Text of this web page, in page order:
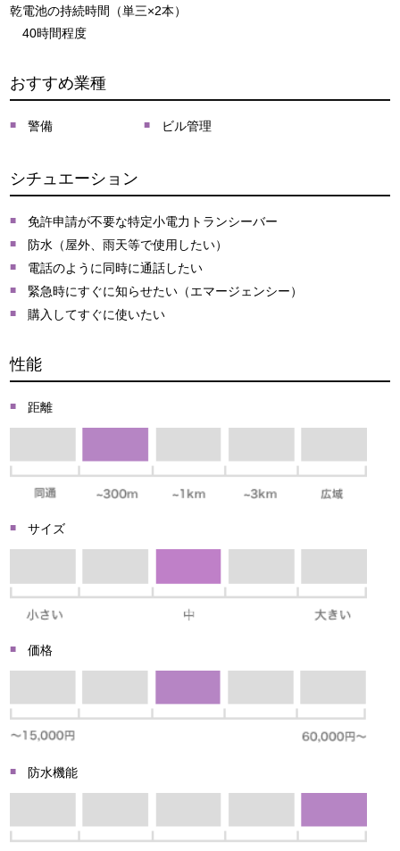
乾電池の持続時間（単三×2本）
40時間程度
おすすめ業種
警備 ビル管理
シチュエーション
免許申請が不要な特定小電力トランシーバー
防水（屋外、雨天等で使用したい）
電話のように同時に通話したい
緊急時にすぐに知らせたい（エマージェンシー）
購入してすぐに使いたい
性能
距離
サイズ
価格
防水機能